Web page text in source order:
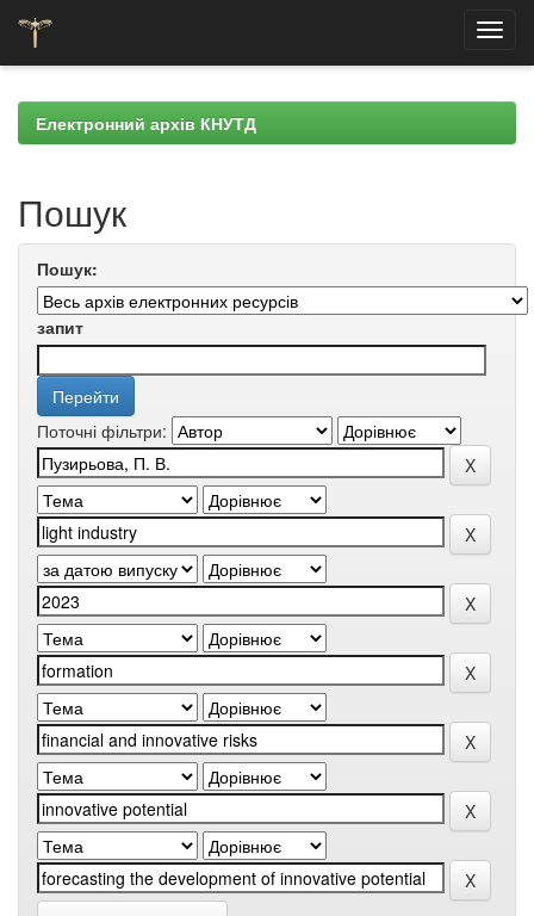
navigationЕлектронний архів КНУТД
Пошук
Пошук:
запит
Поточні фільтри: